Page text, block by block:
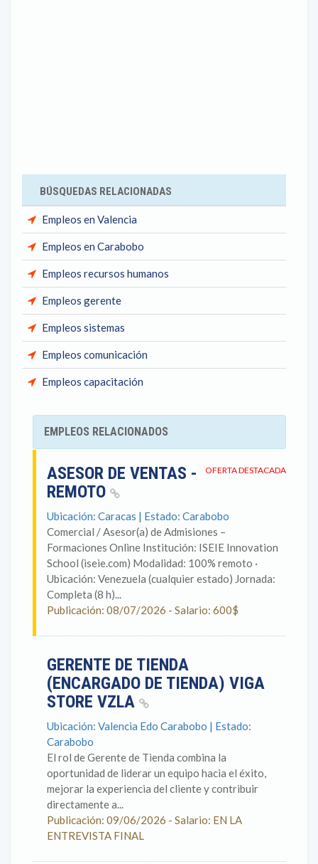
BÚSQUEDAS RELACIONADAS
Empleos en Valencia
Empleos en Carabobo
Empleos recursos humanos
Empleos gerente
Empleos sistemas
Empleos comunicación
Empleos capacitación
EMPLEOS RELACIONADOS
OFERTA DESTACADA
ASESOR DE VENTAS -
REMOTO
Ubicación: Caracas | Estado: Carabobo
Comercial / Asesor(a) de Admisiones –
Formaciones Online Institución: ISEIE Innovation
School (iseie.com) Modalidad: 100% remoto ·
Ubicación: Venezuela (cualquier estado) Jornada:
Completa (8 h)...
Publicación: 08/07/2026 - Salario: 600$
GERENTE DE TIENDA
(ENCARGADO DE TIENDA) VIGA
STORE VZLA
Ubicación: Valencia Edo Carabobo | Estado:
Carabobo
El rol de Gerente de Tienda combina la
oportunidad de liderar un equipo hacia el éxito,
mejorar la experiencia del cliente y contribuir
directamente a...
Publicación: 09/06/2026 - Salario: EN LA
ENTREVISTA FINAL